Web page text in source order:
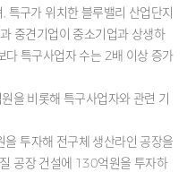
특구가 위치한 블루밸리 산업단지
중견기업이 중소기업과 상생하
다 특구사업자 수는 2배 이상 증가
을 비롯해 특구사업자와 관련 기
투자해 전구체 생산라인 공장을
공장 건설에 130억원을 투자하